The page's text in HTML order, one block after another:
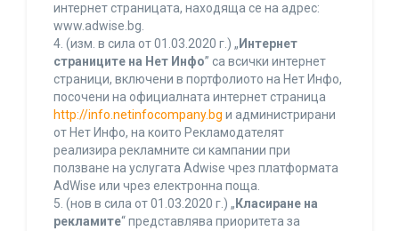
интернет страницата, находяща се на адрес:
www.adwise.bg.
4. (изм. в сила от 01.03.2020 г.) „ Интернет
страниците на Нет Инфо” са всички интернет
страници, включени в портфолиото на Нет Инфо,
посочени на официалната интернет страница
http://info.netinfocompany.bg и администрирани
от Нет Инфо, на които Рекламодателят
реализира рекламните си кампании при
ползване на услугата Adwise чрез платформата
AdWise или чрез електронна поща.
5. (нов в сила от 01.03.2020 г.) „ Класиране на
рекламите“ представлява приоритета за